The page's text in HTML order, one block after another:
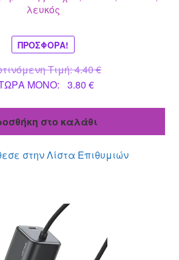
λευκός
ΠΡΟΣΦΟΡΆ!
Τιμή:4.40€Original
MONO: 3.80€Η
είναι:
στο καλάθι
στην Λίστα Επιθυμιών